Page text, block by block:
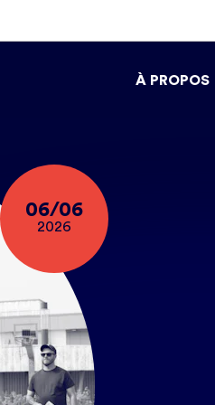
À PROPOS
06/06
2026